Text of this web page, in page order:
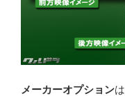
メーカーオプションは